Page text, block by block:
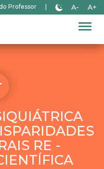
Professor A- A+
RE -